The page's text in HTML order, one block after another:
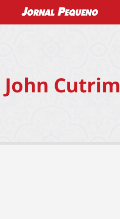
John Cutrim